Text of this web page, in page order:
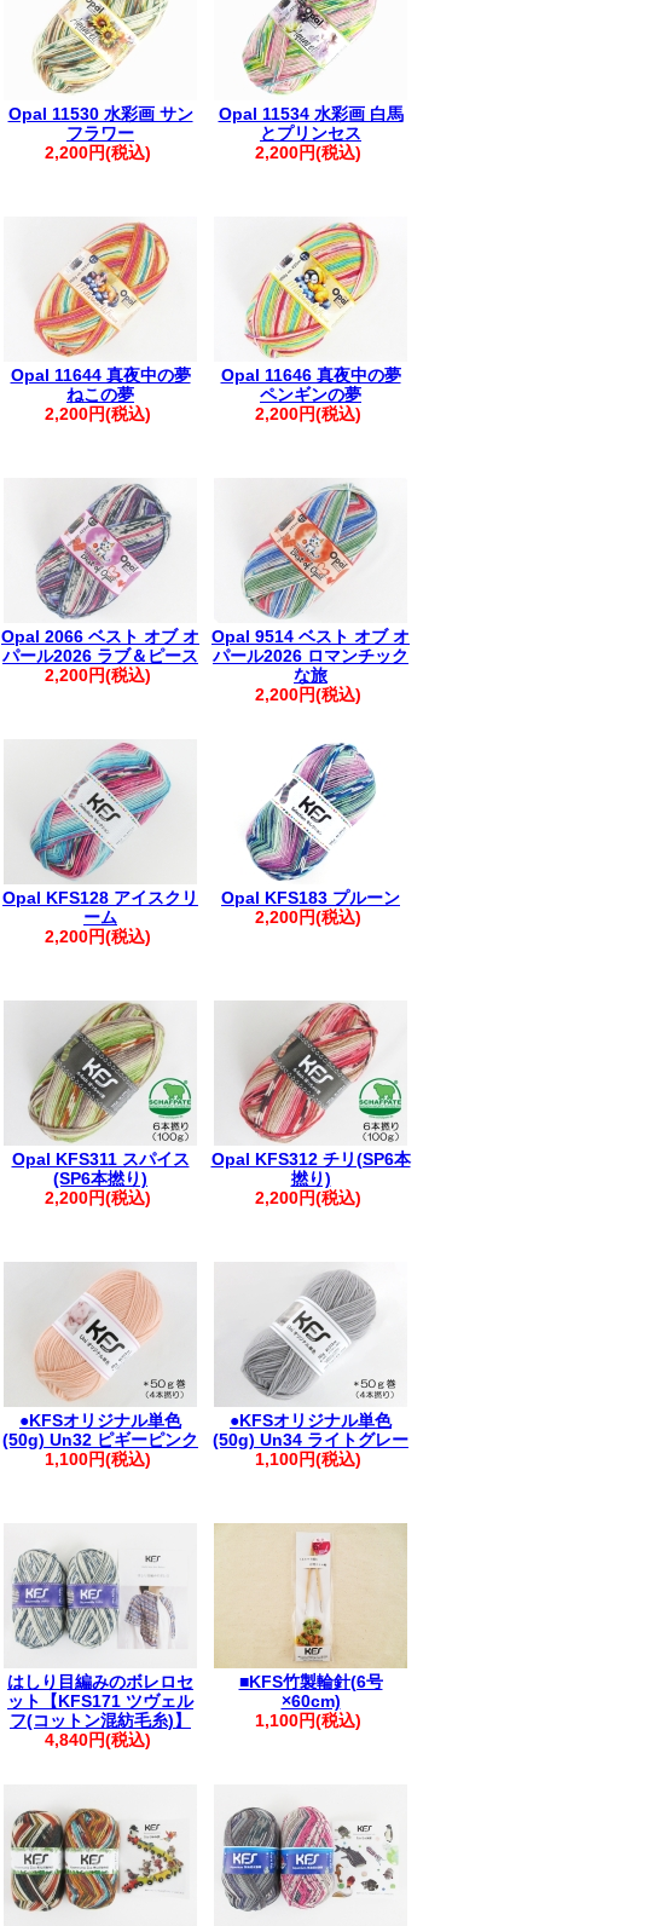
Opal 11530 水彩画 サン
フラワー
2,200円(税込)
Opal 11534 水彩画 白馬
とプリンセス
2,200円(税込)
Opal 11644 真夜中の夢
ねこの夢
2,200円(税込)
Opal 11646 真夜中の夢
ペンギンの夢
2,200円(税込)
Opal 2066 ベスト オブ オ
パール2026 ラブ＆ピース
2,200円(税込)
Opal 9514 ベスト オブ オ
パール2026 ロマンチック
な旅
2,200円(税込)
Opal KFS128 アイスクリ
ーム
2,200円(税込)
Opal KFS183 プルーン
2,200円(税込)
Opal KFS311 スパイス
(SP6本撚り)
2,200円(税込)
Opal KFS312 チリ(SP6本
撚り)
2,200円(税込)
●KFSオリジナル単色
(50g) Un32 ピギーピンク
1,100円(税込)
●KFSオリジナル単色
(50g) Un34 ライトグレー
1,100円(税込)
はしり目編みのボレロセ
ット【KFS171 ツヴェル
フ(コットン混紡毛糸)】
4,840円(税込)
■KFS竹製輪針(6号
×60cm)
1,100円(税込)